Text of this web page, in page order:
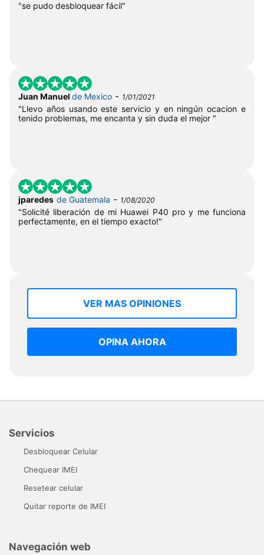
"se pudo desbloquear fácil"
Juan Manuel de Mexico - 1/01/2021
"Llevo años usando este servicio y en ningún ocacion e
tenido problemas, me encanta y sin duda el mejor "
jparedes de Guatemala - 1/08/2020
"Solicité liberación de mi Huawei P40 pro y me funciona
perfectamente, en el tiempo exacto!"
VER MAS OPINIONES
OPINA AHORA
Servicios
Desbloquear Celular
Chequear IMEI
Resetear celular
Quitar reporte de IMEI
Navegación web